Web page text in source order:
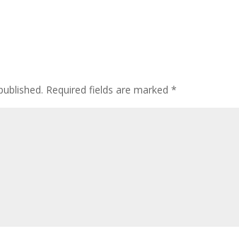
Required fields are marked *